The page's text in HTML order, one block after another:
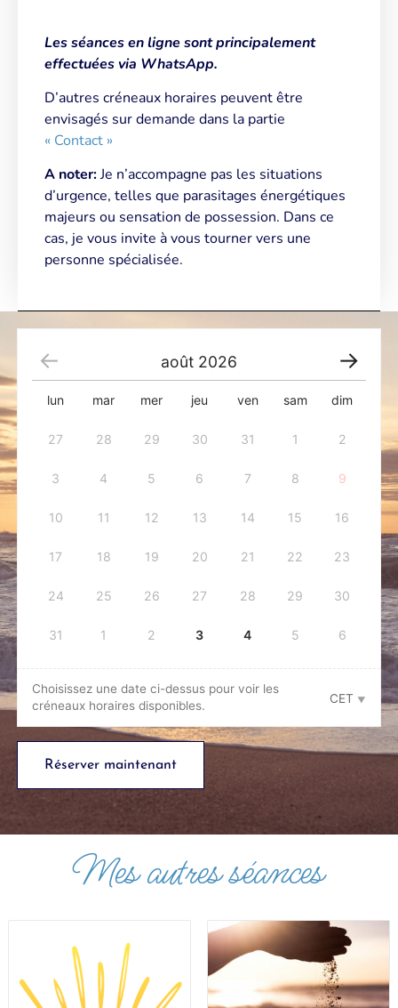
Les séances en ligne sont principalement
effectuées via WhatsApp.
D’autres créneaux horaires peuvent être
envisagés sur demande dans la partie
« Contact »
A noter:Je n’accompagne pas les situations
d’urgence, telles que parasitages énergétiques
majeurs ou sensation de possession. Dans ce
cas, je vous invite à vous tourner vers une
personne spécialisée.
août 2026
lun mar mer jeu ven sam dim
27 28 29 30 31 1 2
3 4 5 6 7 8 9
10 11 12 13 14 15 16
17 18 19 20 21 22 23
24 25 26 27 28 29 30
31 1 2 3 4 5 6
Choisissez une date ci-dessus pour voir les
créneaux horaires disponibles.
CET
Réserver maintenant
Mes autres séances